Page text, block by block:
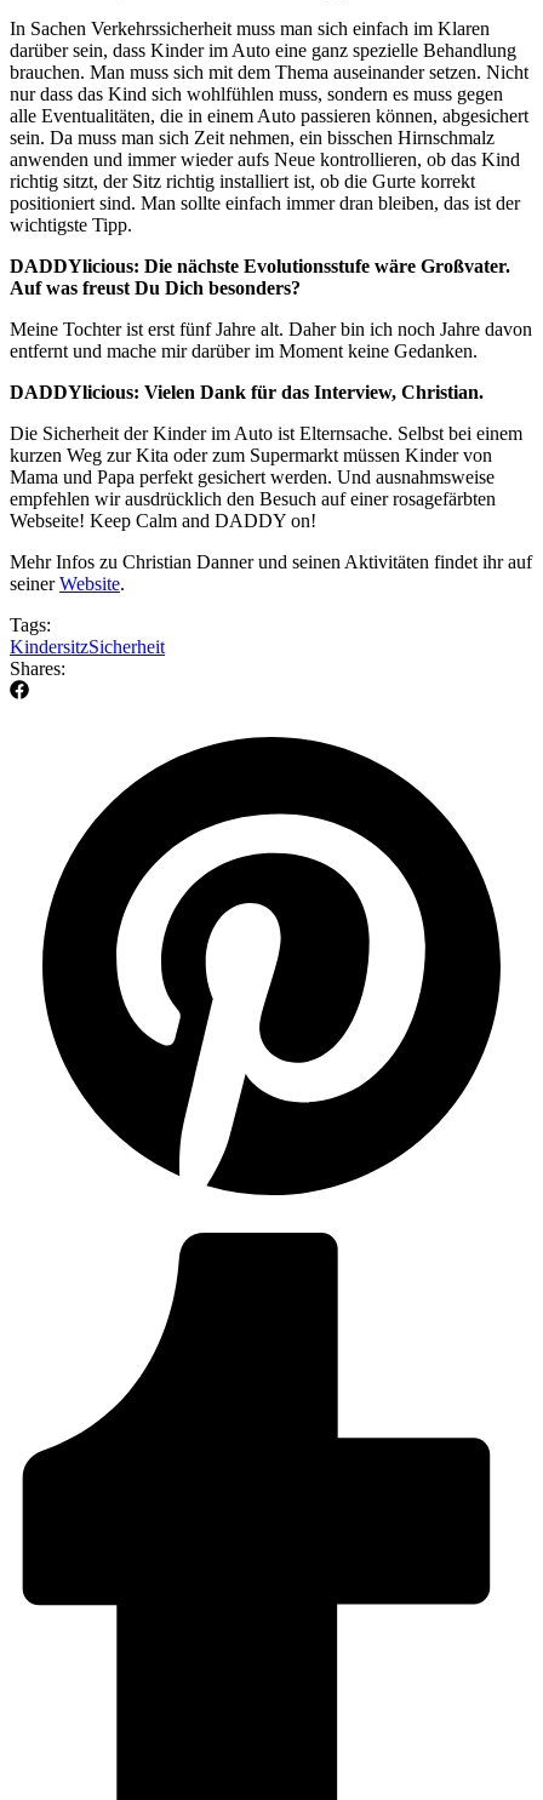
In Sachen Verkehrssicherheit muss man sich einfach im Klaren
darüber sein, dass Kinder im Auto eine ganz spezielle Behandlung
brauchen. Man muss sich mit dem Thema auseinander setzen. Nicht
nur dass das Kind sich wohlfühlen muss, sondern es muss gegen
alle Eventualitäten, die in einem Auto passieren können, abgesichert
sein. Da muss man sich Zeit nehmen, ein bisschen Hirnschmalz
anwenden und immer wieder aufs Neue kontrollieren, ob das Kind
richtig sitzt, der Sitz richtig installiert ist, ob die Gurte korrekt
positioniert sind. Man sollte einfach immer dran bleiben, das ist der
wichtigste Tipp.
DADDYlicious: Die nächste Evolutionsstufe wäre Großvater.
Auf was freust Du Dich besonders?
Meine Tochter ist erst fünf Jahre alt. Daher bin ich noch Jahre davon
entfernt und mache mir darüber im Moment keine Gedanken.
DADDYlicious: Vielen Dank für das Interview, Christian.
Die Sicherheit der Kinder im Auto ist Elternsache. Selbst bei einem
kurzen Weg zur Kita oder zum Supermarkt müssen Kinder von
Mama und Papa perfekt gesichert werden. Und ausnahmsweise
empfehlen wir ausdrücklich den Besuch auf einer rosagefärbten
Webseite! Keep Calm and DADDY on!
Mehr Infos zu Christian Danner und seinen Aktivitäten findet ihr auf
seinerWebsite.
Tags:
KindersitzSicherheit
Shares: